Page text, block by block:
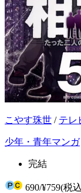
こやす珠世 / テレ
少年・青年マンガ
完結
690/¥759(税